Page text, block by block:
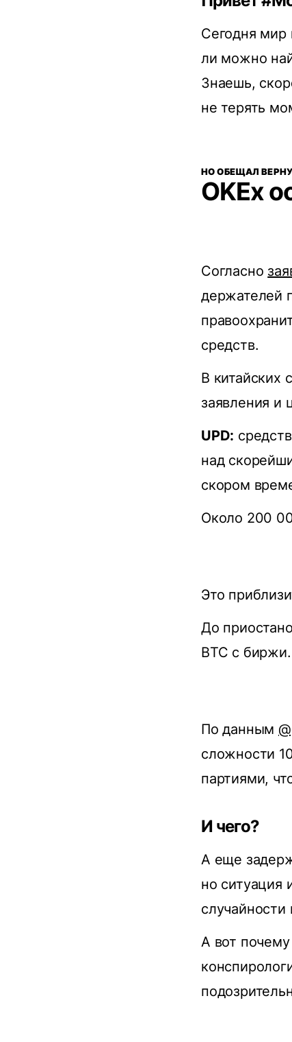
Сегодня мир
ли можно
Знаешь,
не терять
НО ОБЕЩАЛ
OKEx
Согласно
держателей
средств.
В китайских
заявления и
UPD:
над
скором
Около 200
Это
До
BTC с биржи.
По данным
сложности
партиями,
И чего?
А еще
но ситуация
случайности
А вот